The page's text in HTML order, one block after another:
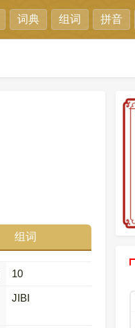
词典 组词 拼音
组词
10
JIBI